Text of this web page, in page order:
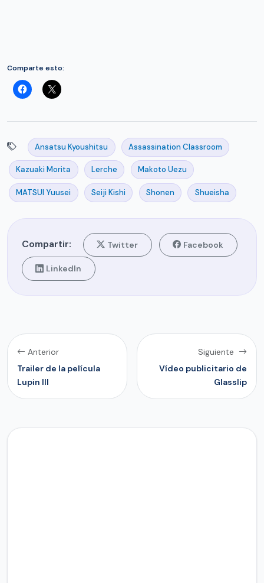
Comparte esto:
Ansatsu Kyoushitsu Assassination Classroom
Kazuaki Morita Lerche Makoto Uezu
MATSUI Yuusei Seiji Kishi Shonen Shueisha
Compartir: Twitter Facebook
LinkedIn
Anterior
Trailer de la película
Lupin III
Siguiente
Vídeo publicitario de
Glasslip